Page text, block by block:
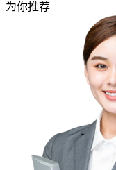
为你推荐